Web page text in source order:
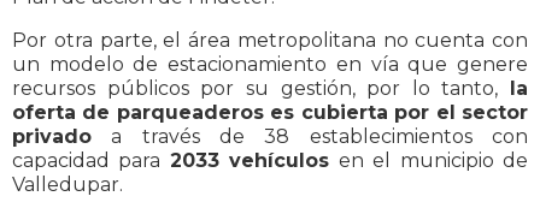
Por otra parte, el área metropolitana no cuenta con
un modelo de estacionamiento en vía que genere
recursos públicos por su gestión, por lo tanto, la
oferta de parqueaderos es cubierta por el sector
privado a través de 38 establecimientos con
capacidad para 2033 vehículos en el municipio de
Valledupar.